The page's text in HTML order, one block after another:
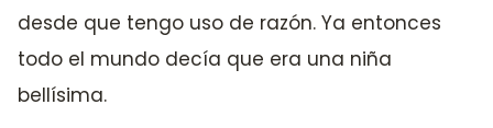
desde que tengo uso de razón. Ya entonces
todo el mundo decía que era una niña
bellísima.